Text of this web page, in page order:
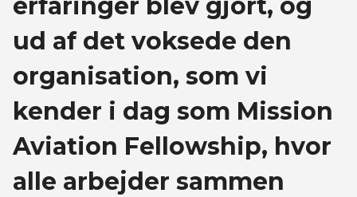
ud af det voksede den
organisation, som vi
kender i dag som Mission
Aviation Fellowship, hvor
alle arbejder sammen